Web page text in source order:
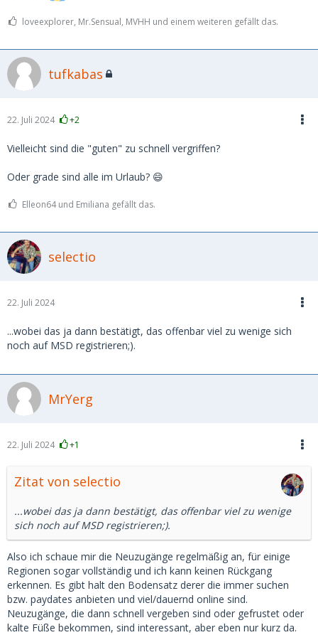
loveexplorer, Mr.Sensual, MVHH und einem weiteren gefällt das.
tufkabas
22. Juli 2024 +2
Vielleicht sind die "guten" zu schnell vergriffen?
Oder grade sind alle im Urlaub? 😄
Elleon64 und Emiliana gefällt das.
selectio
22. Juli 2024
...wobei das ja dann bestätigt, das offenbar viel zu wenige sich
noch auf MSD registrieren;).
MrYerg
22. Juli 2024 +1
Zitat von selectio
...wobei das ja dann bestätigt, das offenbar viel zu wenige
sich noch auf MSD registrieren;).
Also ich schaue mir die Neuzugänge regelmäßig an, für einige
Regionen sogar vollständig und ich kann keinen Rückgang
erkennen. Es gibt halt den Bodensatz derer die immer suchen
bzw. paydates anbieten und viel/dauernd online sind.
Neuzugänge, die dann schnell vergeben sind oder gefrustet oder
kalte Füße bekommen, sind interessant, aber eben nur kurz da.